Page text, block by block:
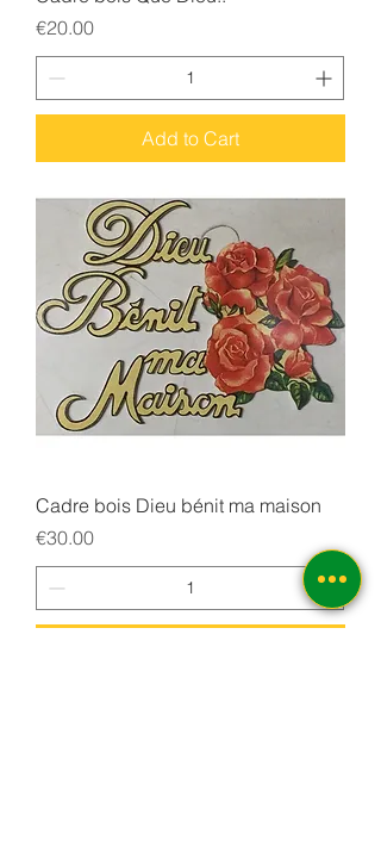
Price
€20.00
Add to Cart
Cadre bois Dieu bénit ma maison
Price
€30.00